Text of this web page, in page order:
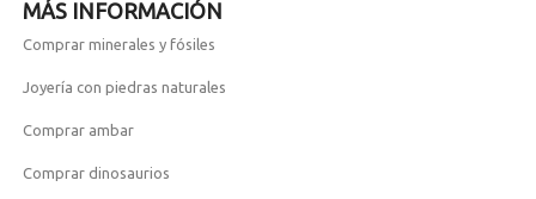
MÁS INFORMACIÓN
Comprar minerales y fósiles
Joyería con piedras naturales
Comprar ambar
Comprar dinosaurios